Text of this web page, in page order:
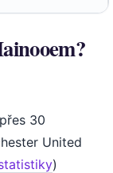
30
United
)